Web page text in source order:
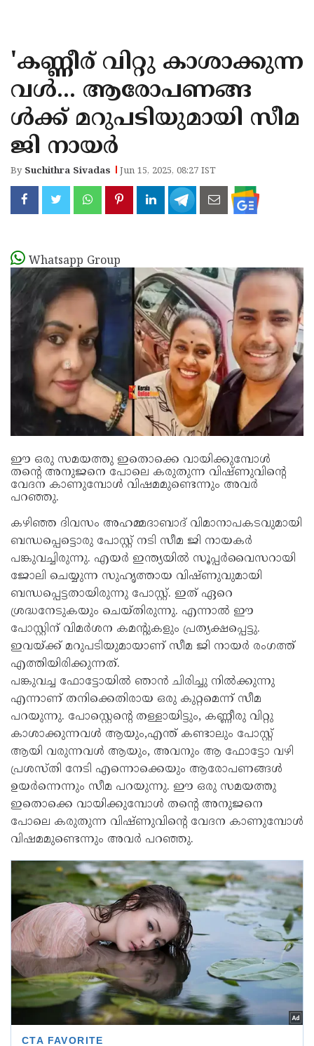
KANNUR
KASARAGOD
'കണ്ണീര് വിറ്റു കാശാക്കുന്ന
വള്‍... ആരോപണങ്ങ
ള്‍ക്ക് മറുപടിയുമായി സീമ
ജി നായര്‍
By Suchithra Sivadas Jun 15, 2025, 08:27 IST
Whatsapp Group
ഈ ഒരു സമയത്തു ഇതൊക്കെ വായിക്കുമ്പോള്‍
തന്റെ അനുജനെ പോലെ കരുതുന്ന വിഷ്ണുവിന്റെ
വേദന കാണുമ്പോള്‍ വിഷമമുണ്ടെന്നും അവര്‍
പറഞ്ഞു.
കഴിഞ്ഞ ദിവസം അഹമ്മദാബാദ് വിമാനാപകടവുമായി
ബന്ധപ്പെട്ടൊരു പോസ്റ്റ് നടി സീമ ജി നായകര്‍
പങ്കുവച്ചിരുന്നു. എയര്‍ ഇന്ത്യയില്‍ സൂപ്പര്‍വൈസറായി
ജോലി ചെയ്യുന്ന സുഹൃത്തായ വിഷ്ണുവുമായി
ബന്ധപ്പെട്ടതായിരുന്നു പോസ്റ്റ്. ഇത് ഏറെ
ശ്രദ്ധനേടുകയും ചെയ്തിരുന്നു. എന്നാല്‍ ഈ
പോസ്റ്റിന് വിമര്‍ശന കമന്റുകളും പ്രത്യക്ഷപ്പെട്ടു.
ഇവയ്ക്ക് മറുപടിയുമായാണ് സീമ ജി നായര്‍ രംഗത്ത്
എത്തിയിരിക്കുന്നത്.
പങ്കുവച്ച ഫോട്ടോയില്‍ ഞാന്‍ ചിരിച്ചു നില്‍ക്കുന്നു
എന്നാണ് തനിക്കെതിരായ ഒരു കുറ്റമെന്ന് സീമ
പറയുന്നു. പോസ്റ്റെന്റെ തള്ളായിട്ടും, കണ്ണീരു വിറ്റു
കാശാക്കുന്നവള്‍ ആയും,എന്ത് കണ്ടാലും പോസ്റ്റ്
ആയി വരുന്നവള്‍ ആയും, അവനും ആ ഫോട്ടോ വഴി
പ്രശസ്തി നേടി എന്നൊക്കെയും ആരോപണങ്ങള്‍
ഉയര്‍ന്നെന്നും സീമ പറയുന്നു. ഈ ഒരു സമയത്തു
ഇതൊക്കെ വായിക്കുമ്പോള്‍ തന്റെ അനുജനെ
പോലെ കരുതുന്ന വിഷ്ണുവിന്റെ വേദന കാണുമ്പോള്‍
വിഷമമുണ്ടെന്നും അവര്‍ പറഞ്ഞു.